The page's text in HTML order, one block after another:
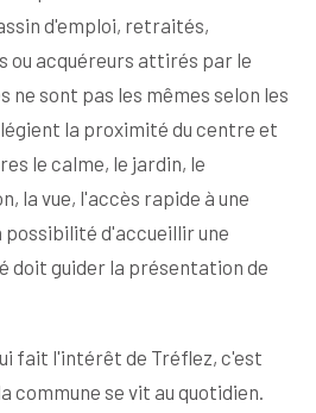
d'emploi, retraités,
ou acquéreurs attirés par le
sont pas les mêmes selon les
la proximité du centre et
le calme, le jardin, le
la vue, l'accès rapide à une
possibilité d'accueillir une
doit guider la présentation de
fait l'intérêt de Tréflez, c'est
commune se vit au quotidien.